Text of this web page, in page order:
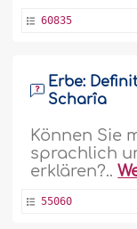
60835
Erbe:
Scharîa
Können Sie
sprachlich
erklären?..
55060